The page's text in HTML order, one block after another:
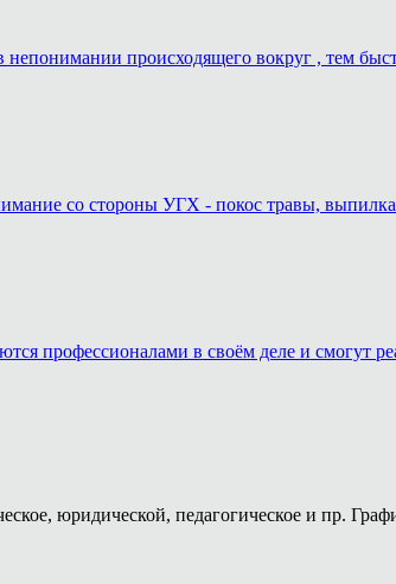
непонимании происходящего вокруг , тем
со стороны УГХ - покос травы,
профессионалами в своём деле и смогут
юридической, педагогическое и пр.